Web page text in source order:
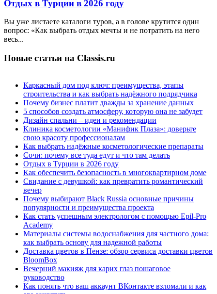
Отдых в Турции в 2026 году
Вы уже листаете каталоги туров, а в голове крутится один
вопрос: «Как выбрать отдых мечты и не потратить на него
весь...
Новые статьи на Classis.ru
Каркасный дом под ключ: преимущества, этапы
строительства и как выбрать надёжного подрядчика
Почему бизнес платит дважды за хранение данных
5 способов создать атмосферу, которую она не забудет
Дизайн спальни – идеи и рекомендации
Клиника косметологии «Манифик Плаза»: доверьте
свою красоту профессионалам
Как выбрать надёжные косметологические препараты
Сочи: почему все туда едут и что там делать
Отдых в Турции в 2026 году
Как обеспечить безопасность в многоквартирном доме
Свидание с девушкой: как превратить романтический
вечер
Почему выбирают Black Russia основные причины
популярности и преимущества проекта
Как стать успешным электрологом с помощью Epil-Pro
Academy
Материалы системы водоснабжения для частного дома:
как выбрать основу для надежной работы
Доставка цветов в Пензе: обзор сервиса доставки цветов
BloomBox
Вечерний макияж для карих глаз пошаговое
руководство
Как понять что ваш аккаунт ВКонтакте взломали и как